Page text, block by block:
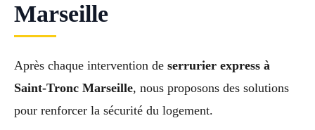
Marseille
Après chaque intervention de serrurier express à
Saint-Tronc Marseille, nous proposons des solutions
pour renforcer la sécurité du logement.